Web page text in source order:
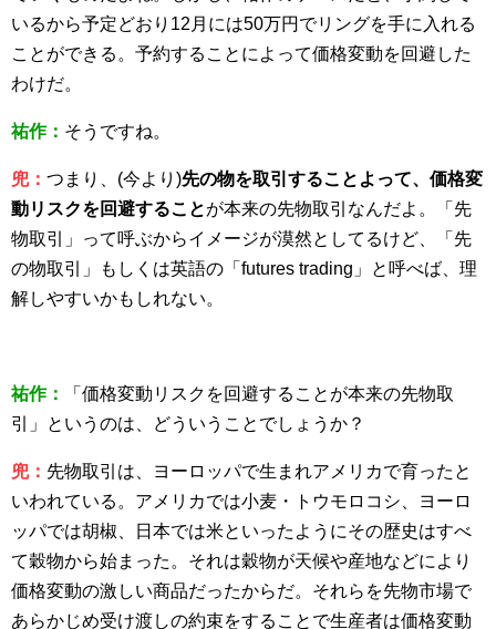
いるから予定どおり12月には50万円でリングを手に入れる
ことができる。予約することによって価格変動を回避した
わけだ。
祐作： そうですね。
兜： つまり、(今より)先の物を取引することよって、価格変
動リスクを回避することが本来の先物取引なんだよ。「先
物取引」って呼ぶからイメージが漠然としてるけど、「先
の物取引」もしくは英語の「futures trading」と呼べば、理
解しやすいかもしれない。
祐作：
「価格変動リスクを回避することが本来の先物取
引」というのは、どういうことでしょうか？
兜： 先物取引は、ヨーロッパで生まれアメリカで育ったと
いわれている。アメリカでは小麦・トウモロコシ、ヨーロ
ッパでは胡椒、日本では米といったようにその歴史はすべ
て穀物から始まった。それは穀物が天候や産地などにより
価格変動の激しい商品だったからだ。それらを先物市場で
あらかじめ受け渡しの約束をすることで生産者は価格変動